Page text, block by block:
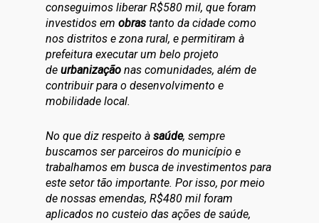
conseguimos liberar R$580 mil, que foram
investidos em obras tanto da cidade como
nos distritos e zona rural, e permitiram à
prefeitura executar um belo projeto
de urbanização nas comunidades, além de
contribuir para o desenvolvimento e
mobilidade local.
No que diz respeito à saúde, sempre
buscamos ser parceiros do município e
trabalhamos em busca de investimentos para
este setor tão importante. Por isso, por meio
de nossas emendas, R$480 mil foram
aplicados no custeio das ações de saúde,